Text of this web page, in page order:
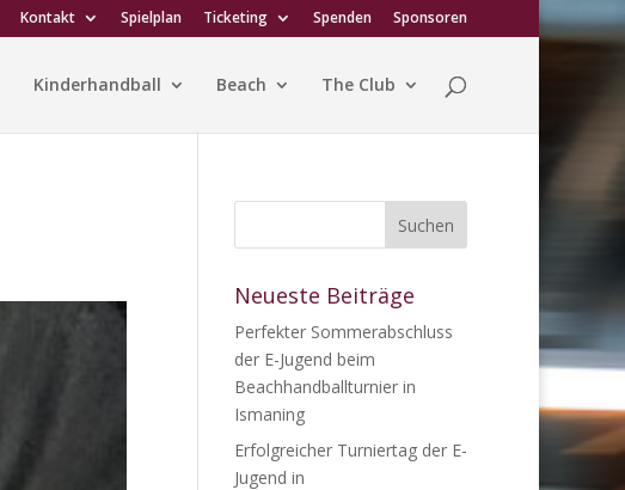
Kontakt Spielplan Ticketing Spenden Sponsoren
Kinderhandball Beach The Club
Neueste Beiträge
Perfekter Sommerabschluss
der E-Jugend beim
Beachhandballturnier in
Ismaning
Erfolgreicher Turniertag der E-
Jugend in